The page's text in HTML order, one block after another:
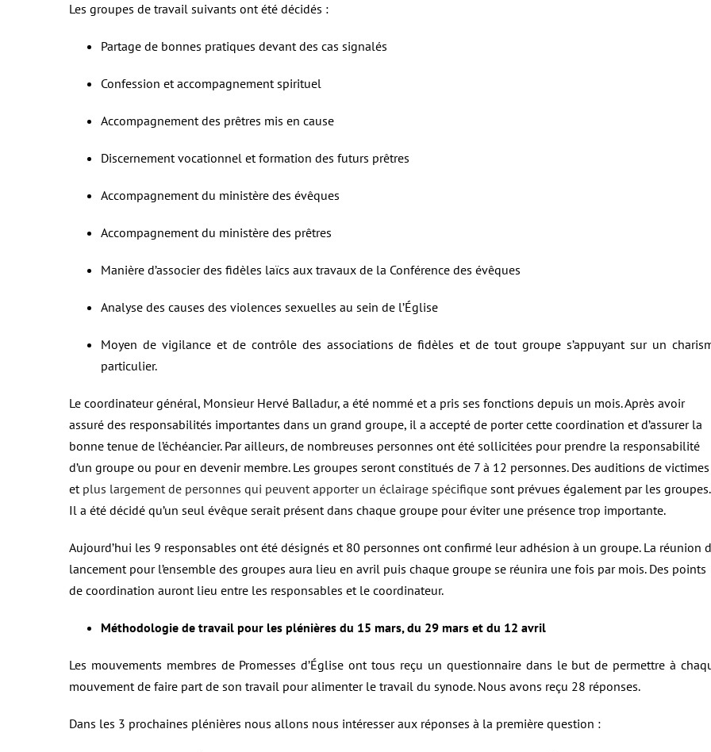
Les groupes de travail suivants ont été décidés :
Partage de bonnes pratiques devant des cas signalés
Confession et accompagnement spirituel
Accompagnement des prêtres mis en cause
Discernement vocationnel et formation des futurs prêtres
Accompagnement du ministère des évêques
Accompagnement du ministère des prêtres
Manière d’associer des fidèles laïcs aux travaux de la Conférence des évêques
Analyse des causes des violences sexuelles au sein de l’Église
Moyen de vigilance et de contrôle des associations de fidèles et de tout groupe s’appuyant sur un
particulier.
Le coordinateur général, Monsieur Hervé Balladur, a été nommé et a pris ses fonctions depuis un mois. Après avoir
assuré des responsabilités importantes dans un grand groupe, il a accepté de porter cette coordination et d’assurer la
bonne tenue de l’échéancier. Par ailleurs, de nombreuses personnes ont été sollicitées pour prendre la responsabilité
d’un groupe ou pour en devenir membre. Les groupes seront constitués de 7 à 12 personnes. Des auditions de victimes
et plus largement de personnes qui peuvent apporter un éclairage spécifiquesont prévues également par les groupes.
Il a été décidé qu’un seul évêque serait présent dans chaque groupe pour éviter une présence trop importante.
Aujourd’hui les 9 responsables ont été désignés et 80 personnes ont confirmé leur adhésion à un groupe. La réunion
lancement pour l’ensemble des groupes aura lieu en avril puis chaque groupe se réunira une fois par mois. Des points
de coordination auront lieu entre les responsables et le coordinateur.
Méthodologie de travail pour les plénières du 15 mars, du 29 mars et du 12 avril
Les mouvements membres de Promesses d’Église ont tous reçu un questionnaire dans le but de permettre à
mouvement de faire part de son travail pour alimenter le travail du synode. Nous avons reçu 28 réponses.
Dans les 3 prochaines plénières nous allons nous intéresser aux réponses à la première question :